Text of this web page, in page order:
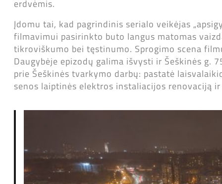
erdvėmis.
Įdomu tai, kad pagrindinis serialo veikėjas
filmavimui pasirinkto buto langus matomas
tikroviškumo bei tęstinumo. Sprogimo scena
Daugybėje epizodų galima išvysti ir Šeškinės g.
prie Šeškinės tvarkymo darbų: pastatė
senos laiptinės elektros instaliacijos renovaciją